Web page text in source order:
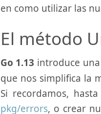
en como utilizar las
El método
Go 1.13 introduce
que nos simplifica la
Si recordamos,
pkg/errors, o crear